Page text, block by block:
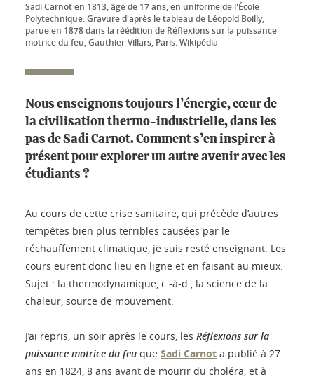
Sadi Carnot en 1813, âgé de 17 ans, en uniforme de l'École
Polytechnique. Gravure d'après le tableau de Léopold Boilly,
parue en 1878 dans la réédition de Réflexions sur la puissance
motrice du feu, Gauthier-Villars, Paris. Wikipédia
Nous enseignons toujours l’énergie, cœur de
la civilisation thermo-industrielle, dans les
pas de Sadi Carnot. Comment s’en inspirer à
présent pour explorer un autre avenir avec les
étudiants ?
Au cours de cette crise sanitaire, qui précède d’autres
tempêtes bien plus terribles causées par le
réchauffement climatique, je suis resté enseignant. Les
cours eurent donc lieu en ligne et en faisant au mieux.
Sujet : la thermodynamique, c.-à-d., la science de la
chaleur, source de mouvement.
J’ai repris, un soir après le cours, les Réflexions sur la
puissance motrice du feu que Sadi Carnot a publié à 27
ans en 1824, 8 ans avant de mourir du choléra, et à